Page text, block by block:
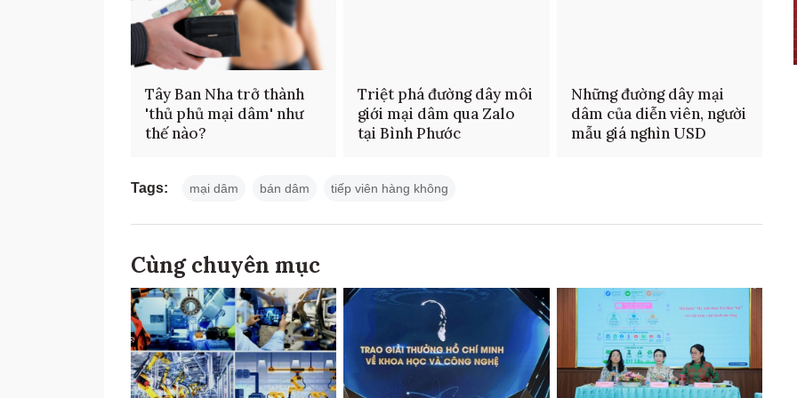
Tây Ban Nha trở thành
'thủ phủ mại dâm' như
thế nào?
Triệt phá đường dây môi
giới mại dâm qua Zalo
tại Bình Phước
Những đường dây mại
dâm của diễn viên, người
mẫu giá nghìn USD
Tags: mại dâm bán dâm tiếp viên hàng không
Cùng chuyên mục